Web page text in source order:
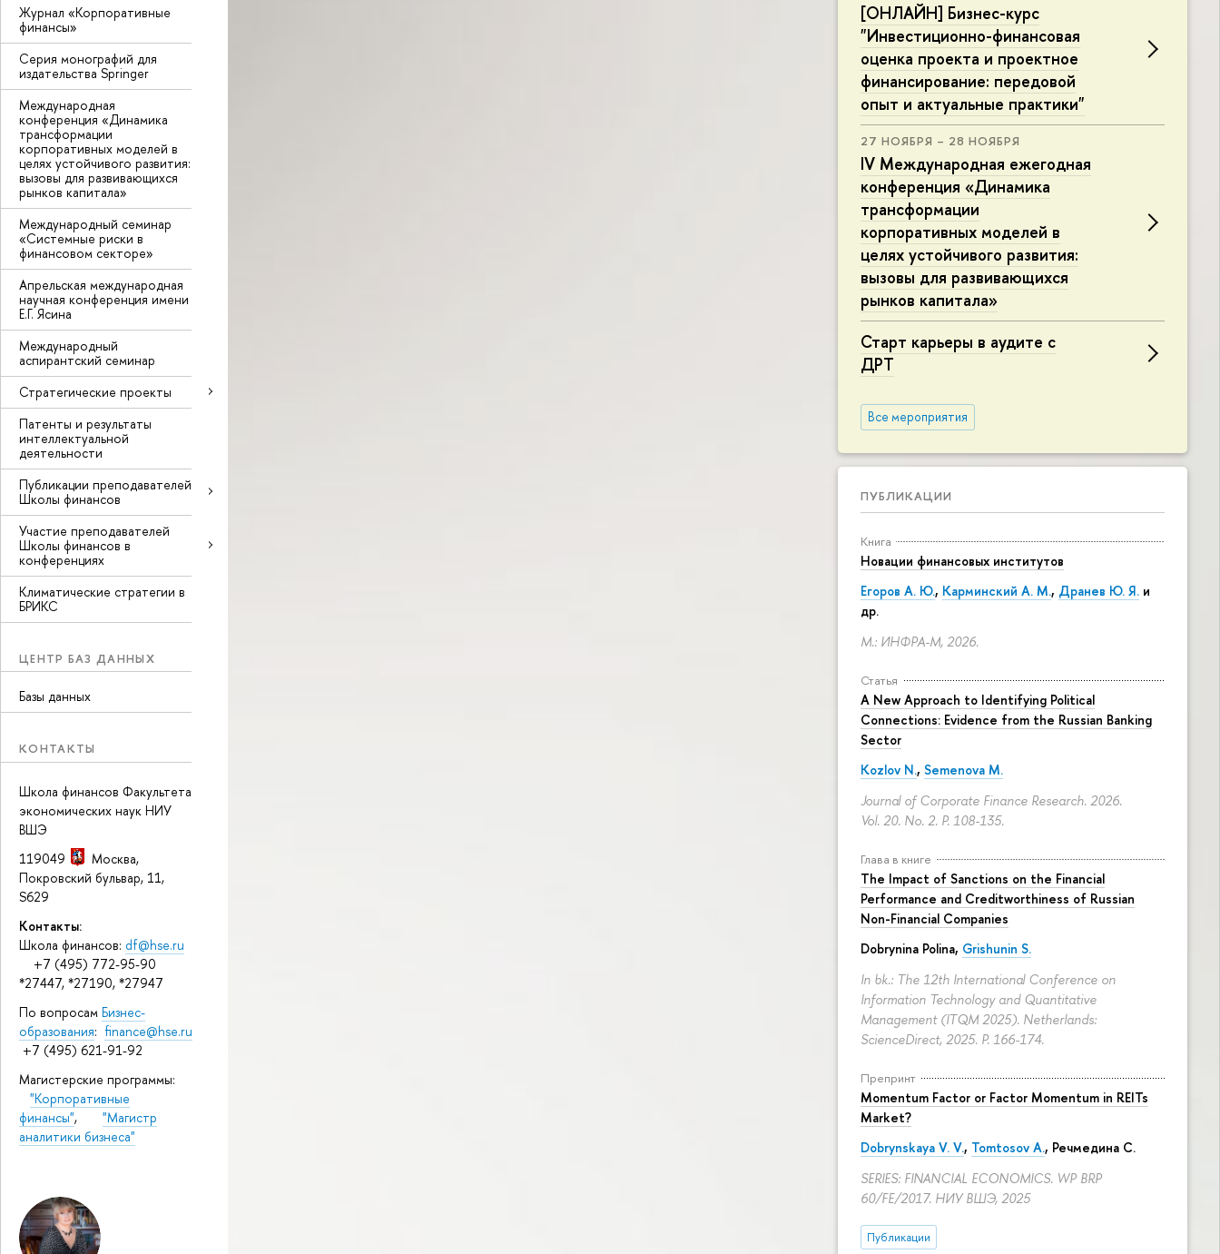
Журнал «Корпоративные
финансы»
Серия монографий для
издательства Springer
Международная
конференция «Динамика
трансформации
корпоративных моделей в
целях устойчивого развития:
вызовы для развивающихся
рынков капитала»
Международный семинар
«Системные риски в
финансовом секторе»
Апрельская международная
научная конференция имени
Е.Г. Ясина
Международный
аспирантский семинар
Стратегические проекты
Патенты и результаты
интеллектуальной
деятельности
Публикации преподавателей
Школы финансов
Участие преподавателей
Школы финансов в
конференциях
Климатические стратегии в
БРИКС
ЦЕНТР БАЗ ДАННЫХ
Базы данных
КОНТАКТЫ
Школа финансов Факультета
экономических наук НИУ
ВШЭ
119049
Москва,
Покровский бульвар, 11,
S629
Контакты:
Школа финансов: df@hse.ru
+7 (495) 772-95-90
*27447, *27190, *27947
По вопросам Бизнес-
образования: finance@hse.ru
+7 (495) 621-91-92
Магистерские программы:
"Корпоративные
финансы", "Магистр
аналитики бизнеса"
[ОНЛАЙН] Бизнес-курс
"Инвестиционно-финансовая
оценка проекта и проектное
финансирование: передовой
опыт и актуальные практики"
27 НОЯБРЯ – 28 НОЯБРЯ
IV Международная ежегодная
конференция «Динамика
трансформации
корпоративных моделей в
целях устойчивого развития:
вызовы для развивающихся
рынков капитала»
Старт карьеры в аудите с
ДРТ
Все мероприятия
ПУБЛИКАЦИИ
Книга
Новации финансовых институтов
Егоров А. Ю., Карминский А. М., Дранев Ю. Я. и
др.
М.: ИНФРА-М, 2026.
Статья
A New Approach to Identifying Political
Connections: Evidence from the Russian Banking
Sector
Kozlov N., Semenova M.
Journal of Corporate Finance Research. 2026.
Vol. 20. No. 2. P. 108-135.
Глава в книге
The Impact of Sanctions on the Financial
Performance and Creditworthiness of Russian
Non-Financial Companies
Dobrynina Polina, Grishunin S.
In bk.: The 12th International Conference on
Information Technology and Quantitative
Management (ITQM 2025). Netherlands:
ScienceDirect, 2025. P. 166-174.
Препринт
Momentum Factor or Factor Momentum in REITs
Market?
Dobrynskaya V. V., Tomtosov A., Речмедина С.
SERIES: FINANCIAL ECONOMICS. WP BRP
60/FE/2017. НИУ ВШЭ, 2025
Публикации